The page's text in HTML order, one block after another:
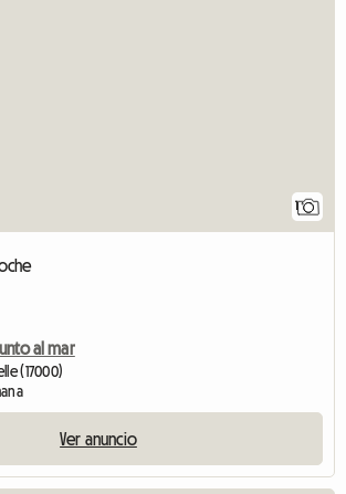
1
al mar
(17000)
Ver anuncio